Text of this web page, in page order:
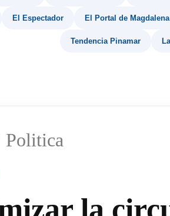
El Espectador El Portal de Magdalena
Tendencia Pinamar
Politica
la